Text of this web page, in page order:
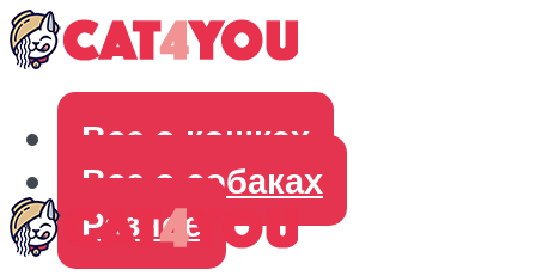
Все о кошках
Все о собаках
Разное